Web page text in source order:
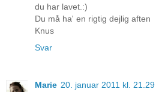
du har lavet.:)
Du må ha' en rigtig dejlig aften
Knus
Svar
Marie 20. januar 2011 kl. 21.29